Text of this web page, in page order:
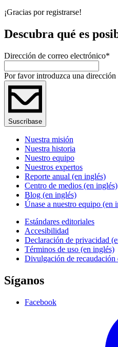
¡Gracias por registrarse!
Descubra qué es
Dirección de correo electrónico*
Por favor introduzca una
Suscríbase
Nuestra misión
Nuestra historia
Nuestro equipo
Nuestros expertos
Reporte anual (en inglés)
Centro de medios (en inglés)
Blog (en inglés)
Únase a nuestro equipo (en
Estándares editoriales
Accesibilidad
Declaración de privacidad
Términos de uso (en inglés)
Divulgación de recaudación
Síganos
Facebook